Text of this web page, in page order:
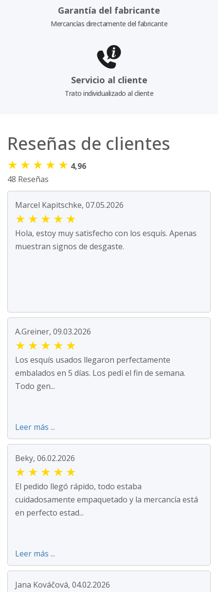
Garantía del fabricante
Mercancías directamente del fabricante
Servicio al cliente
Trato individualizado al cliente
Reseñas de clientes
★ ★ ★ ★ ★ 4,96
48 Reseñas
Marcel Kapitschke, 07.05.2026
★ ★ ★ ★ ★
Hola, estoy muy satisfecho con los esquís. Apenas
muestran signos de desgaste.
A.Greiner, 09.03.2026
★ ★ ★ ★ ★
Los esquís usados llegaron perfectamente
embalados en 5 días. Los pedí el fin de semana.
Todo gen...
Leer más ...
Beky, 06.02.2026
★ ★ ★ ★ ★
El pedido llegó rápido, todo estaba
cuidadosamente empaquetado y la mercancía está
en perfecto estad...
Leer más ...
Jana Kováčová, 04.02.2026